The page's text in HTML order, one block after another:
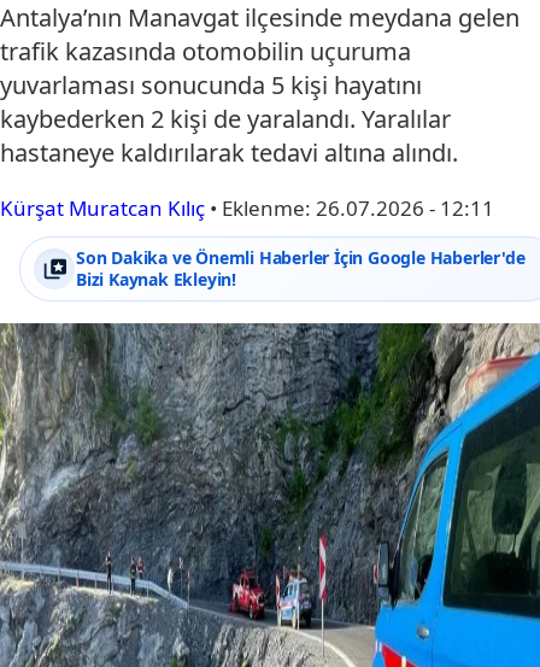
Antalya’nın Manavgat ilçesinde meydana gelen
trafik kazasında otomobilin uçuruma
yuvarlaması sonucunda 5 kişi hayatını
kaybederken 2 kişi de yaralandı. Yaralılar
hastaneye kaldırılarak tedavi altına alındı.
Kürşat Muratcan Kılıç • Eklenme: 26.07.2026 - 12:11
Son Dakika ve Önemli Haberler İçin Google Haberler'de
Bizi Kaynak Ekleyin!